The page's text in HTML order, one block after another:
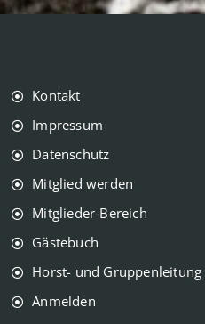
Kontakt
Impressum
Datenschutz
Mitglied werden
Mitglieder-Bereich
Gästebuch
Horst- und Gruppenleitung
Anmelden